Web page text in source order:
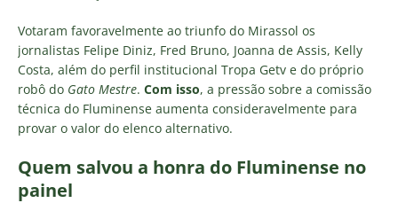
Votaram favoravelmente ao triunfo do Mirassol os
jornalistas Felipe Diniz, Fred Bruno, Joanna de Assis, Kelly
Costa, além do perfil institucional Tropa Getv e do próprio
robô do Gato Mestre. Com isso, a pressão sobre a comissão
técnica do Fluminense aumenta consideravelmente para
provar o valor do elenco alternativo.
Quem salvou a honra do Fluminense no
painel